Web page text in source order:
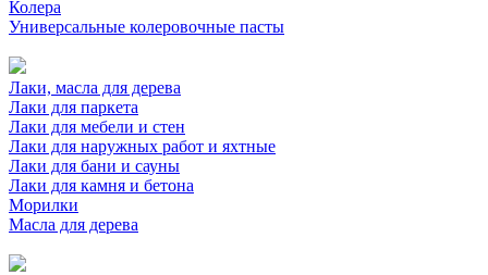
Колера
Универсальные колеровочные пасты
Лаки, масла для дерева
Лаки для паркета
Лаки для мебели и стен
Лаки для наружных работ и яхтные
Лаки для бани и сауны
Лаки для камня и бетона
Морилки
Масла для дерева